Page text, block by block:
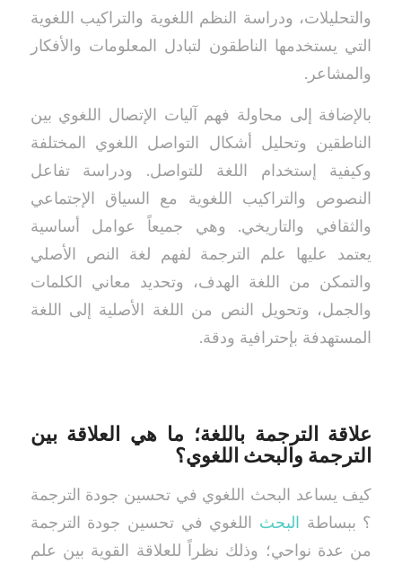
والتحليلات، ودراسة النظم اللغوية والتراكيب اللغوية
التي يستخدمها الناطقون لتبادل المعلومات والأفكار
والمشاعر.
بالإضافة إلى محاولة فهم آليات الإتصال اللغوي بين
الناطقين وتحليل أشكال التواصل اللغوي المختلفة
وكيفية إستخدام اللغة للتواصل. ودراسة تفاعل
النصوص والتراكيب اللغوية مع السياق الإجتماعي
والثقافي والتاريخي. وهي جميعاً عوامل أساسية
يعتمد عليها علم الترجمة لفهم لغة النص الأصلي
والتمكن من اللغة الهدف، وتحديد معاني الكلمات
والجمل، وتحويل النص من اللغة الأصلية إلى اللغة
المستهدفة بإحترافية ودقة.
علاقة الترجمة باللغة؛ ما هي العلاقة بين
الترجمة والبحث اللغوي؟
كيف يساعد البحث اللغوي في تحسين جودة الترجمة
؟ ببساطة
البحث اللغوي في تحسين جودة الترجمة
من عدة نواحي؛ وذلك نظراً للعلاقة القوية بين علم